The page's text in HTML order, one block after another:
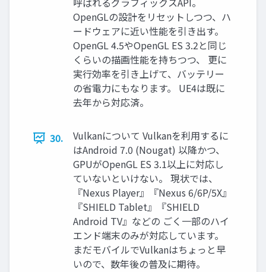
OpenGLの設計をリセットしつつ、ハ
ードウェアに近い性能を引き出す。
OpenGL 4.5やOpenGL ES 3.2と同じ
くらいの描画性能を持ちつつ、 更に
実行効率を引き上げて、バッテリー
の省電力にもなります。 UE4は既に
去年から対応済。
30.
Vulkanについて Vulkanを利用するに
はAndroid 7.0 (Nougat) 以降かつ、
GPUがOpenGL ES 3.1以上に対応し
ていないといけない。 現状では、
『Nexus Player』『Nexus 6/6P/5X』
『SHIELD Tablet』『SHIELD
Android TV』などの ごく一部のハイ
エンド端末のみが対応しています。
まだモバイルでVulkanはちょっと早
いので、数年後の普及に期待。